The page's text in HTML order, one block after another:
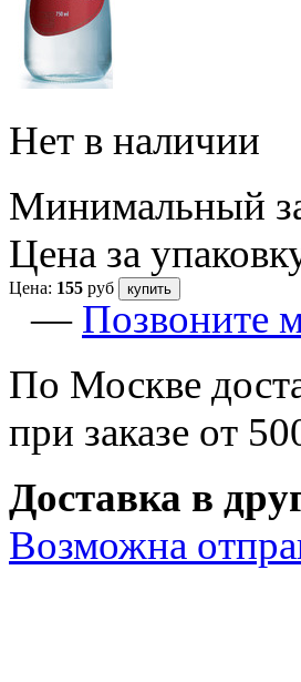
Нет в наличии
Минимальный
Цена за
Цена: 155 руб купить
— Позвоните
По Москве
при заказе от
Доставка в
Возможна